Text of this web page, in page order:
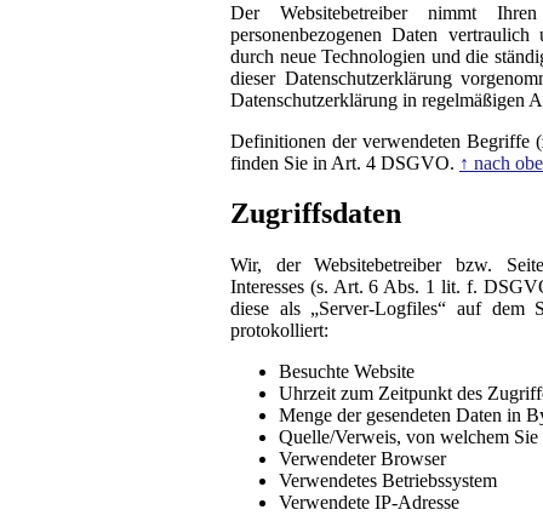
Der Websitebetreiber nimmt
personenbezogenen Daten
durch neue Technologien und die
dieser Datenschutzerklärung
Datenschutzerklärung in regelmäßigen
Definitionen der verwendeten Begriffe
finden Sie in Art. 4 DSGVO. ↑ nach
Zugriffsdaten
Wir, der Websitebetreiber bzw.
Interesses (s. Art. 6 Abs. 1 lit. f.
diese als „Server-Logfiles“ auf dem
protokolliert:
Besuchte Website
Uhrzeit zum Zeitpunkt des
Menge der gesendeten Daten in
Quelle/Verweis, von welchem Sie
Verwendeter Browser
Verwendetes Betriebssystem
Verwendete IP-Adresse